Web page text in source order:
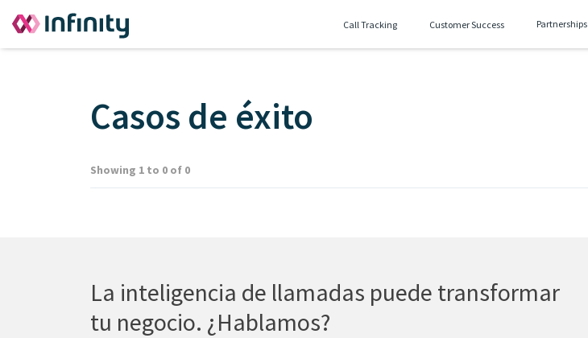
Call Tracking Customer Success Partnerships
Casos de éxito
Showing 1 to 0 of 0
La inteligencia de llamadas puede transformar
tu negocio. ¿Hablamos?